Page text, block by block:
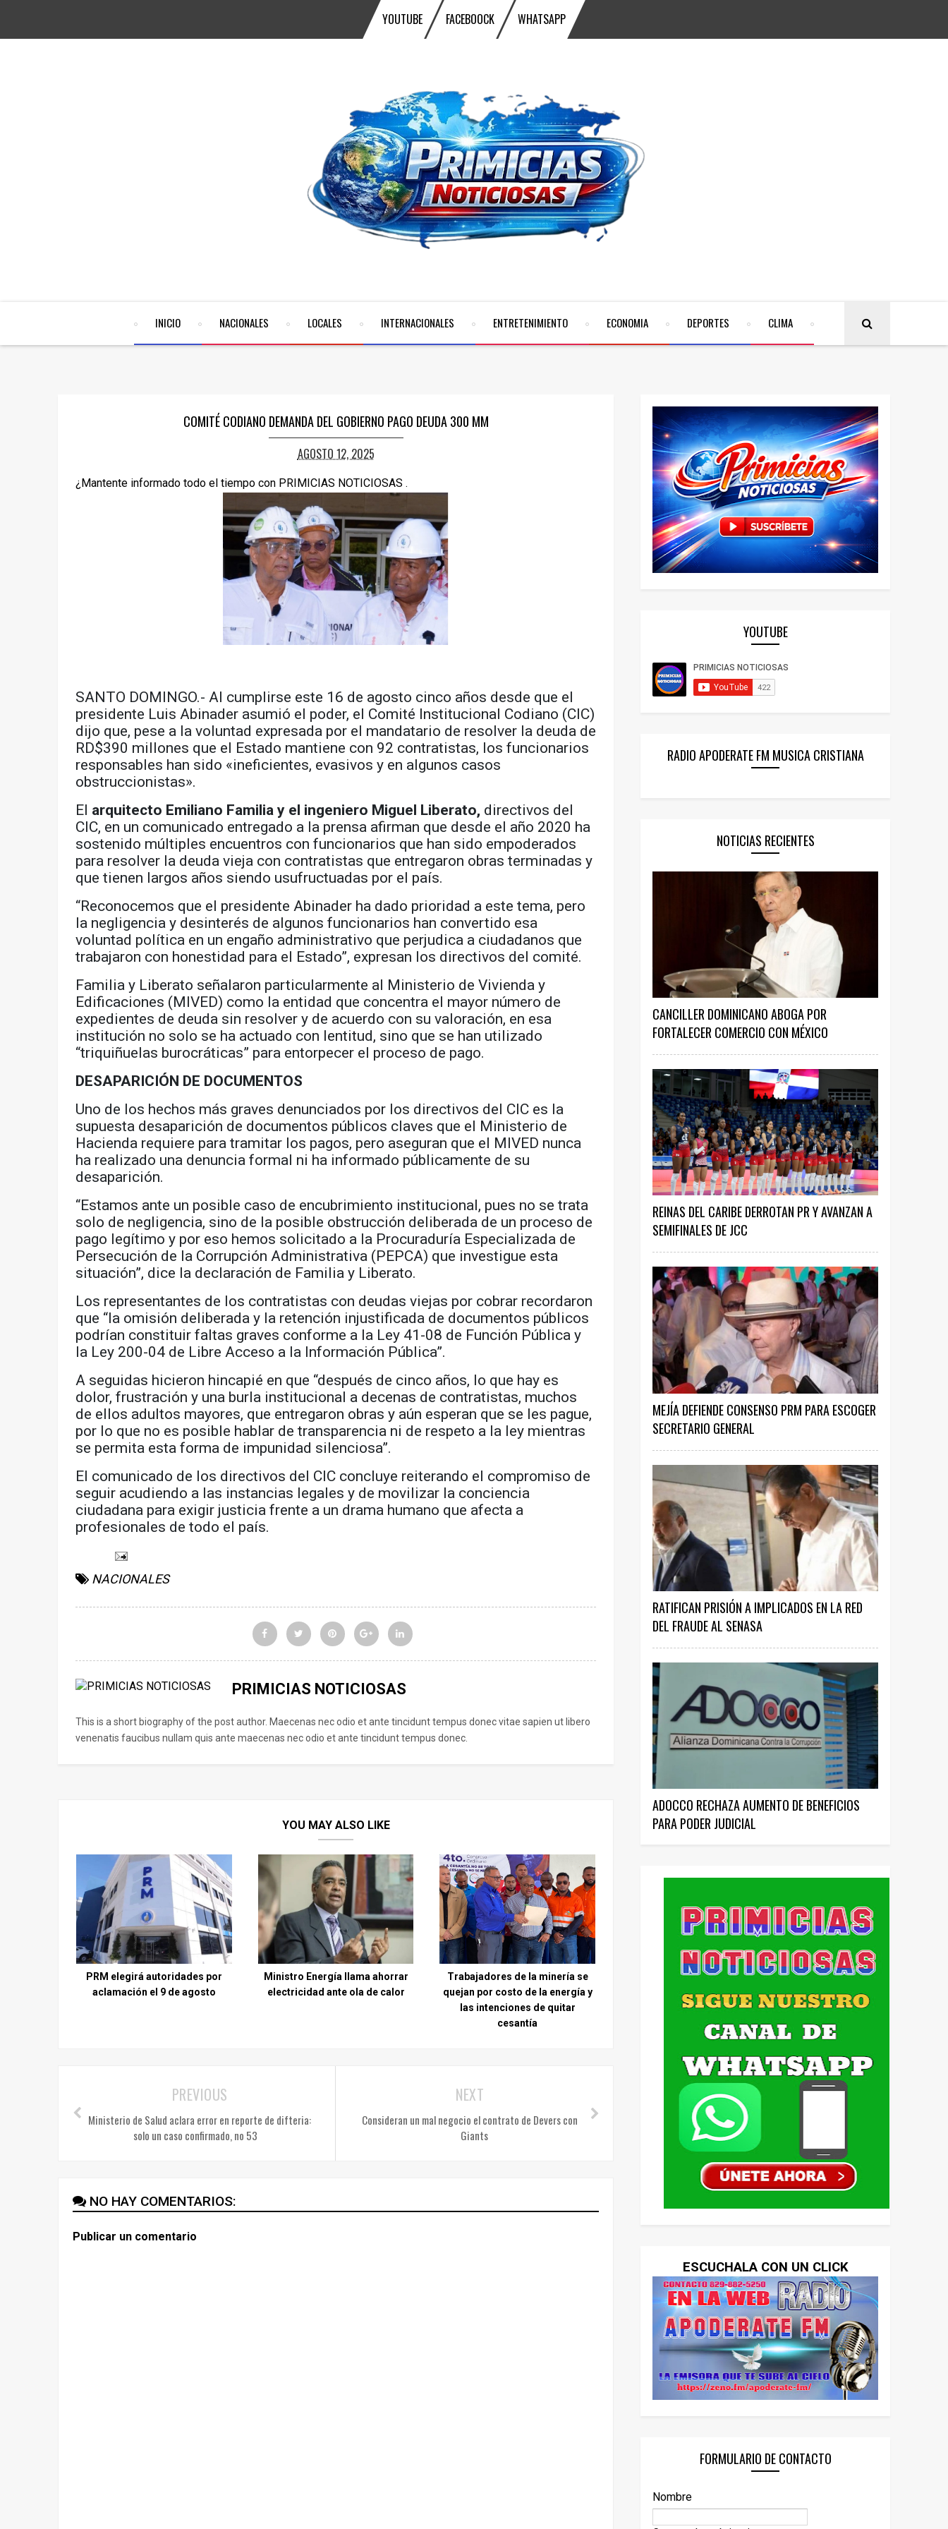
YOUTUBE FACEBOOCK WHATSAPP
INICIO NACIONALES LOCALES INTERNACIONALES ENTRETENIMIENTO ECONOMIA DEPORTES CLIMA
COMITÉ CODIANO DEMANDA DEL GOBIERNO PAGO DEUDA 300 MM
AGOSTO 12, 2025
¿Mantente informado todo el tiempo con PRIMICIAS NOTICIOSAS .
SANTO DOMINGO.- Al cumplirse este 16 de agosto cinco años desde que el
presidente Luis Abinader asumió el poder, el Comité Institucional Codiano (CIC)
dijo que, pese a la voluntad expresada por el mandatario de resolver la deuda de
RD$390 millones que el Estado mantiene con 92 contratistas, los funcionarios
responsables han sido «ineficientes, evasivos y en algunos casos
obstruccionistas».
El arquitecto Emiliano Familia y el ingeniero Miguel Liberato, directivos del
CIC, en un comunicado entregado a la prensa afirman que desde el año 2020 ha
sostenido múltiples encuentros con funcionarios que han sido empoderados
para resolver la deuda vieja con contratistas que entregaron obras terminadas y
que tienen largos años siendo usufructuadas por el país.
“Reconocemos que el presidente Abinader ha dado prioridad a este tema, pero
la negligencia y desinterés de algunos funcionarios han convertido esa
voluntad política en un engaño administrativo que perjudica a ciudadanos que
trabajaron con honestidad para el Estado”, expresan los directivos del comité.
Familia y Liberato señalaron particularmente al Ministerio de Vivienda y
Edificaciones (MIVED) como la entidad que concentra el mayor número de
expedientes de deuda sin resolver y de acuerdo con su valoración, en esa
institución no solo se ha actuado con lentitud, sino que se han utilizado
“triquiñuelas burocráticas” para entorpecer el proceso de pago.
DESAPARICIÓN DE DOCUMENTOS
Uno de los hechos más graves denunciados por los directivos del CIC es la
supuesta desaparición de documentos públicos claves que el Ministerio de
Hacienda requiere para tramitar los pagos, pero aseguran que el MIVED nunca
ha realizado una denuncia formal ni ha informado públicamente de su
desaparición.
“Estamos ante un posible caso de encubrimiento institucional, pues no se trata
solo de negligencia, sino de la posible obstrucción deliberada de un proceso de
pago legítimo y por eso hemos solicitado a la Procuraduría Especializada de
Persecución de la Corrupción Administrativa (PEPCA) que investigue esta
situación”, dice la declaración de Familia y Liberato.
Los representantes de los contratistas con deudas viejas por cobrar recordaron
que “la omisión deliberada y la retención injustificada de documentos públicos
podrían constituir faltas graves conforme a la Ley 41-08 de Función Pública y
la Ley 200-04 de Libre Acceso a la Información Pública”.
A seguidas hicieron hincapié en que “después de cinco años, lo que hay es
dolor, frustración y una burla institucional a decenas de contratistas, muchos
de ellos adultos mayores, que entregaron obras y aún esperan que se les pague,
por lo que no es posible hablar de transparencia ni de respeto a la ley mientras
se permita esta forma de impunidad silenciosa”.
El comunicado de los directivos del CIC concluye reiterando el compromiso de
seguir acudiendo a las instancias legales y de movilizar la conciencia
ciudadana para exigir justicia frente a un drama humano que afecta a
profesionales de todo el país.
NACIONALES
PRIMICIAS NOTICIOSAS
This is a short biography of the post author. Maecenas nec odio et ante tincidunt tempus donec vitae sapien ut libero
venenatis faucibus nullam quis ante maecenas nec odio et ante tincidunt tempus donec.
YOU MAY ALSO LIKE
PRM elegirá autoridades por
aclamación el 9 de agosto
Ministro Energía llama ahorrar
electricidad ante ola de calor
Trabajadores de la minería se
quejan por costo de la energía y
las intenciones de quitar
cesantía
NEXT
Consideran un mal negocio el contrato de Devers con
Giants
PREVIOUS
Ministerio de Salud aclara error en reporte de difteria:
solo un caso confirmado, no 53
NO HAY COMENTARIOS:
Publicar un comentario
YOUTUBE
RADIO APODERATE FM MUSICA CRISTIANA
NOTICIAS RECIENTES
CANCILLER DOMINICANO ABOGA POR
FORTALECER COMERCIO CON MÉXICO
REINAS DEL CARIBE DERROTAN PR Y AVANZAN A
SEMIFINALES DE JCC
MEJÍA DEFIENDE CONSENSO PRM PARA ESCOGER
SECRETARIO GENERAL
RATIFICAN PRISIÓN A IMPLICADOS EN LA RED
DEL FRAUDE AL SENASA
ADOCCO RECHAZA AUMENTO DE BENEFICIOS
PARA PODER JUDICIAL
ESCUCHALA CON UN CLICK
FORMULARIO DE CONTACTO
Nombre